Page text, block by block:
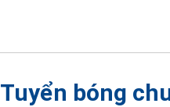
Tuyển bóng